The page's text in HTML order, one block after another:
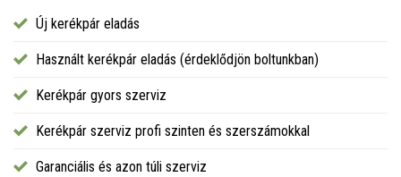
Új kerékpár eladás
Használt kerékpár eladás (érdeklődjön boltunkban)
Kerékpár gyors szerviz
Kerékpár szerviz profi szinten és szerszámokkal
Garanciális és azon túli szerviz